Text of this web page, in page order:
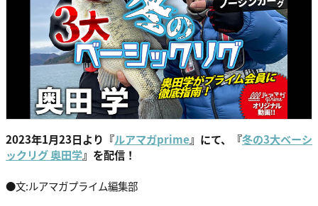
2023年1月23日より『ルアマガprime』にて、『冬の3大ベーシ
ックリグ 奥田学』を配信！
●文:ルアマガプライム編集部